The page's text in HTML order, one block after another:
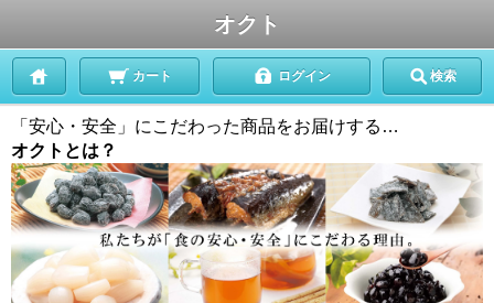
オクト
カート ログイン 検索
「安心・安全」にこだわった商品をお届けする…
オクトとは？